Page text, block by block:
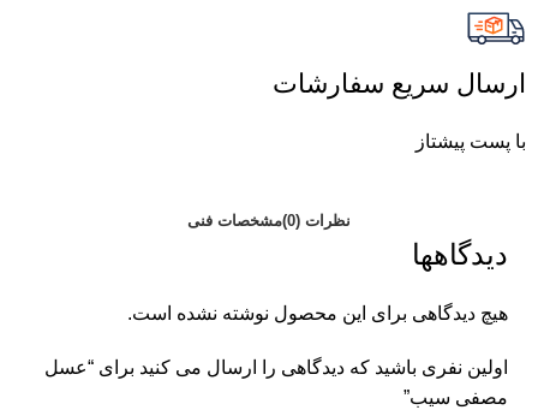
ارسال سریع سفارشات
با پست پیشتاز
نظرات (0) مشخصات فنی
دیدگاهها
هیچ دیدگاهی برای این محصول نوشته نشده است.
اولین نفری باشید که دیدگاهی را ارسال می کنید برای “عسل
مصفی سیب”